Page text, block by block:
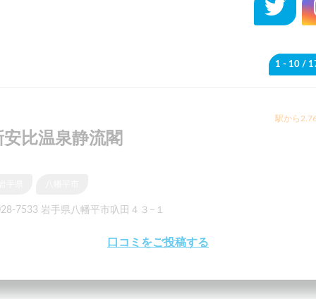
1 - 10 /
駅から
安比温泉静流閣
7533 岩手県八幡平市叺田４３−１
口コミをご投稿する